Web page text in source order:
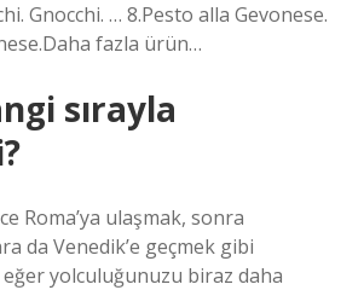
Gnocchi. … 8.Pesto alla Gevonese.
fazla ürün…
sırayla
Roma’ya ulaşmak, sonra
da Venedik’e geçmek gibi
yolculuğunuzu biraz daha